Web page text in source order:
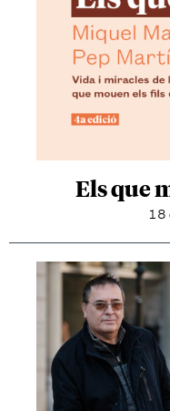
Els que
18